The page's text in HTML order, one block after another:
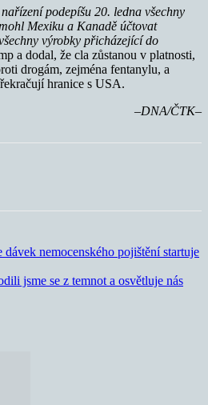
podepíšu 20. ledna všechny
Mexiku a Kanadě účtovat
výrobky přicházející do
a dodal, že cla zůstanou v platnosti,
drogám, zejména fentanylu, a
hranice s USA.
–DNA/ČTK–
dávek nemocenského pojištění startuje
jsme se z temnot a osvětluje nás